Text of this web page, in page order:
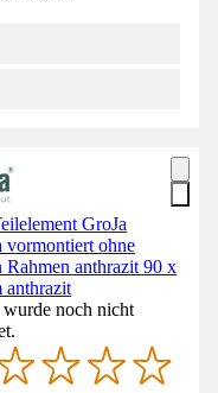
GroJa
vormontiert ohne
Rahmen anthrazit 90 x
anthrazit
noch nicht